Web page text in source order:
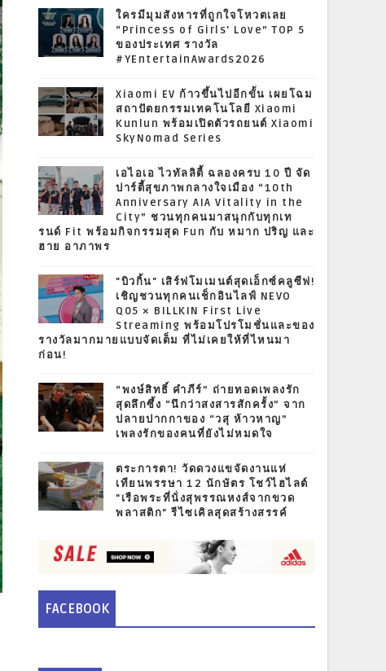
ใครมีมุมสังหารที่ถูกใจโหวตเลย
“Princess of Girls' Love” TOP 5
ของประเทศ รางวัล
#YEntertainAwards2026
Xiaomi EV ก้าวขึ้นไปอีกขั้น เผยโฉม
สถาปัตยกรรมเทคโนโลยี Xiaomi
Kunlun พร้อมเปิดตัวรถยนต์ Xiaomi
SkyNomad Series
เอไอเอ ไวทัลลิตี้ ฉลองครบ 10 ปี จัด
ปาร์ตี้สุขภาพกลางใจเมือง “10th
Anniversary AIA Vitality in the
City” ชวนทุกคนมาสนุกกับทุกเท
รนด์ Fit พร้อมกิจกรรมสุด Fun กับ หมาก ปริญ และ
ฮาย อาภาพร
"บิวกิ้น" เสิร์ฟโมเมนต์สุดเอ็กซ์คลูซีฟ!
เชิญชวนทุกคนเช็กอินไลฟ์ NEVO
Q05 × BILLKIN First Live
Streaming พร้อมโปรโมชั่นและของ
รางวัลมากมายแบบจัดเต็ม ที่ไม่เคยให้ที่ไหนมา
ก่อน!
“พงษ์สิทธิ์ คำภีร์” ถ่ายทอดเพลงรัก
สุดลึกซึ้ง “นึกว่าสงสารสักครั้ง” จาก
ปลายปากกาของ “วสุ ห้าวหาญ”
เพลงรักของคนที่ยังไม่หมดใจ
ตระการตา! วัดดวงแขจัดงานแห่
เทียนพรรษา 12 นักษัตร โชว์ไฮไลต์
"เรือพระที่นั่งสุพรรณหงส์จากขวด
พลาสติก" รีไซเคิลสุดสร้างสรรค์
FACEBOOK